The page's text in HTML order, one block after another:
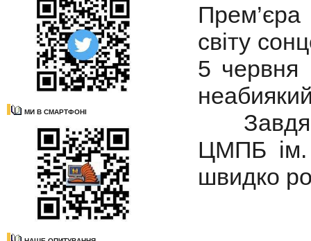
МИ В СМАРТФОНІ
світу
5
ЦМПБ ім.
швидко